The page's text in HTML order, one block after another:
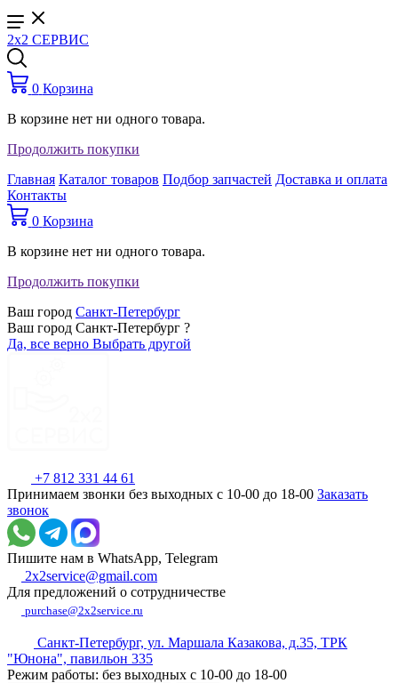
2x2 СЕРВИС
0 Корзина
В корзине нет ни одного товара.
Продолжить покупки
Главная Каталог товаров Подбор запчастей Доставка и оплата
Контакты
0 Корзина
В корзине нет ни одного товара.
Продолжить покупки
Ваш город Санкт-Петербург
Ваш город Санкт-Петербург ?
Да, все верно Выбрать другой
+7 812 331 44 61
Принимаем звонки без выходных с 10-00 до 18-00 Заказать
звонок
Пишите нам в WhatsApp, Telegram
2x2service@gmail.com
Для предложений о сотрудничестве
purchase@2x2service.ru
Санкт-Петербург, ул. Маршала Казакова, д.35, ТРК
"Юнона", павильон 335
Режим работы: без выходных с 10-00 до 18-00